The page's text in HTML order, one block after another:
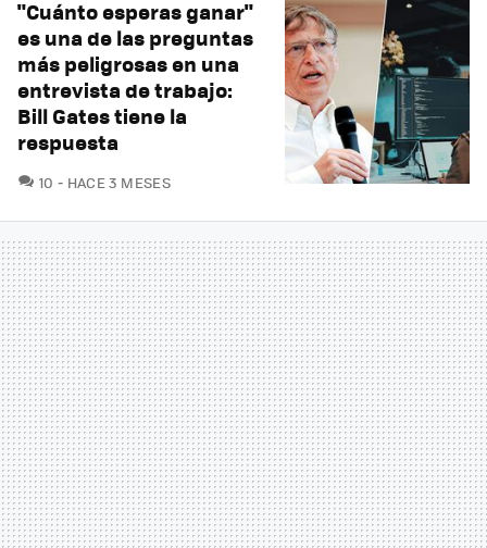
"Cuánto esperas ganar"
es una de las preguntas
más peligrosas en una
entrevista de trabajo:
Bill Gates tiene la
respuesta
10 COMENTARIOS
HACE 3 MESES